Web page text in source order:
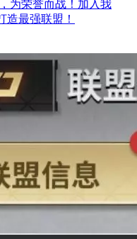
为荣誉而战！加入我
造最强联盟！